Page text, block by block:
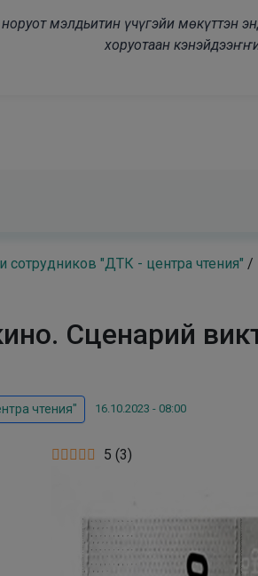
норуот мэлдьитин үчүгэйи
хоруотаан
сотрудников "ДТК - центра чтения" /
Сценарий
чтения" 16.10.2023 - 08:00
5 (3)